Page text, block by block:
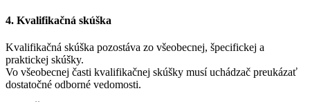
4. Kvalifikačná skúška
Kvalifikačná skúška pozostáva zo všeobecnej, špecifickej a
praktickej skúšky.
Vo všeobecnej časti kvalifikačnej skúšky musí uchádzač preukázať
dostatočné odborné vedomosti.